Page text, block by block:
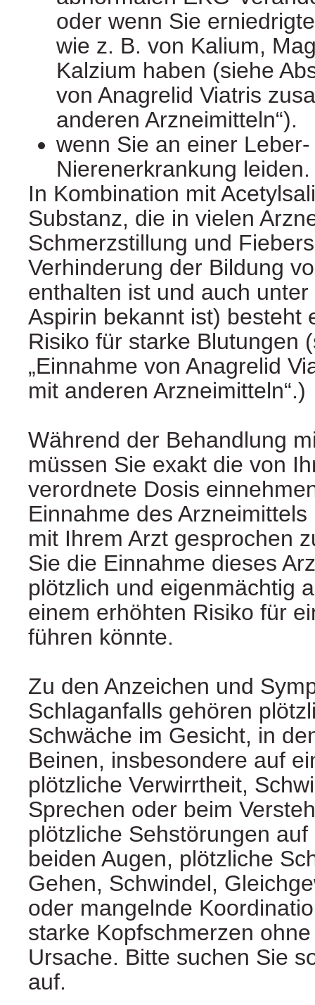
oder wenn Sie
wie z. B. von Kalium,
Kalzium haben (siehe
von Anagrelid Viatris
anderen Arzneimitteln“).
wenn Sie an einer
Nierenerkrankung leiden.
In Kombination mit
Substanz, die in vielen
Schmerzstillung und
Verhinderung der Bildung
enthalten ist und auch
Aspirin bekannt ist) besteht
Risiko für starke Blutungen
„Einnahme von Anagrelid
mit anderen Arzneimitteln“.)
Während der Behandlung
müssen Sie exakt die von
verordnete Dosis
Einnahme des
mit Ihrem Arzt gesprochen
Sie die Einnahme dieses
plötzlich und eigenmächtig
einem erhöhten Risiko für
führen könnte.
Zu den Anzeichen und
Schlaganfalls gehören
Schwäche im Gesicht, in
Beinen, insbesondere auf
plötzliche Verwirrtheit,
Sprechen oder beim
plötzliche Sehstörungen
beiden Augen, plötzliche
Gehen, Schwindel,
oder mangelnde
starke Kopfschmerzen
Ursache. Bitte suchen Sie
auf.